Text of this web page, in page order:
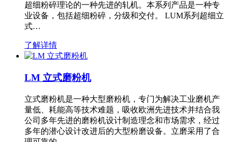
超细粉碎理论的一种先进的轧机。本系列产品是一种专
业设备，包括超细粉碎，分级和交付。 LUM系列超细立
式…
了解详情
LM 立式磨粉机
立式磨粉机是一种大型磨粉机，专门为解决工业磨机产
量低、耗能高等技术难题，吸收欧洲先进技术并结合我
公司多年先进的磨粉机设计制造理念和市场需求，经过
多年的潜心设计改进后的大型粉磨设备。立磨采用了合